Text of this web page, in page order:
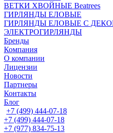
ВЕТКИ ХВОЙНЫЕ Beatrees
ГИРЛЯНДЫ ЕЛОВЫЕ
ГИРЛЯНДЫ ЕЛОВЫЕ С
ЭЛЕКТРОГИРЛЯНДЫ
Бренды
Компания
О компании
Лицензии
Новости
Партнеры
Контакты
Блог
+7 (499) 444-07-18
+7 (499) 444-07-18
+7 (977) 834-75-13